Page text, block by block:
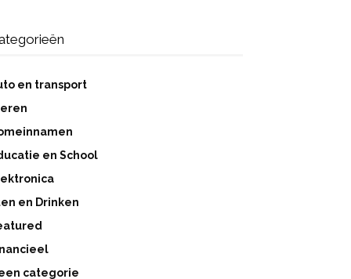
en transport
en School
en Drinken
categorie